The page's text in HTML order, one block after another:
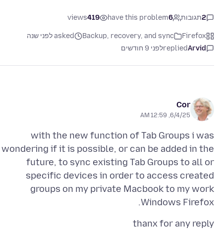
2תגובות 6
have this problem
419
views
Firefox
Backup, recovery, and sync
asked לפני שנה
Arvid
repliedלפני 9 חודשים
Cor
6/4/25, 12:59 AM
with the new function of Tab Groups i was
wondering if it is possible, or can be added in the
future, to sync existing Tab Groups to all or
specific devices in order to access created
groups on my private Macbook to my work
Windows Firefox.
thanx for any reply